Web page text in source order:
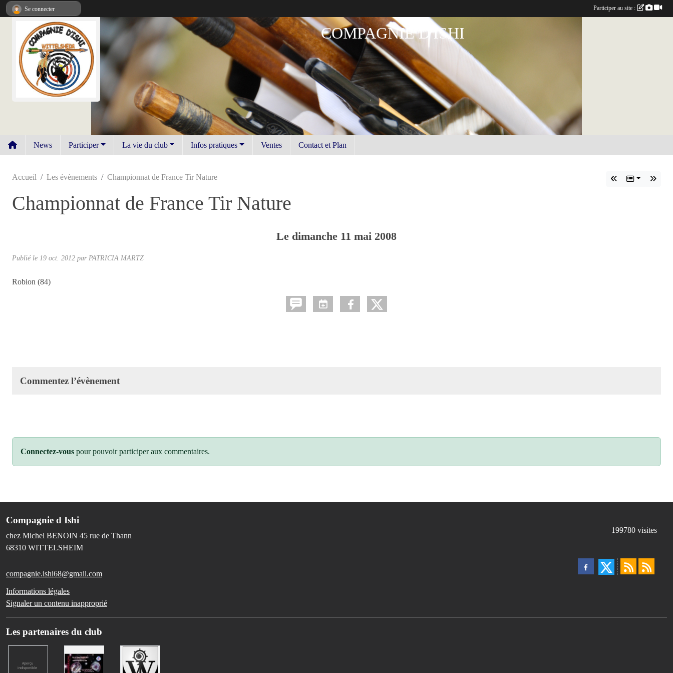
COMPAGNIE D'ISHI
News Participer La vie du club Infos pratiques Ventes Contact et Plan
Accueil Les évènements Championnat de France Tir Nature
Championnat de France Tir Nature
Le dimanche 11 mai 2008
Publié le 19 oct. 2012 par PATRICIA MARTZ
Robion (84)
Commentez l’évènement
Connectez-vous pour pouvoir participer aux commentaires.
Compagnie d Ishi
chez Michel BENOIN 45 rue de Thann
68310 WITTELSHEIM
compagnie.ishi68@gmail.com
Informations légales
Signaler un contenu inapproprié
199780 visites
Les partenaires du club
Se connecter Participer au site :
Panneau de gestion des cookies